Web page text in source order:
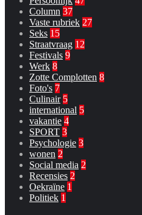
Column 37
Vaste rubriek 27
Seks 15
Straatvraag 12
Festivals 9
Werk 8
Zotte Complotten 8
Foto's 7
Culinair 5
international 5
vakantie 4
SPORT 3
Psychologie 3
wonen 2
Social media 2
Recensies 2
Oekraïne 1
Politiek 1